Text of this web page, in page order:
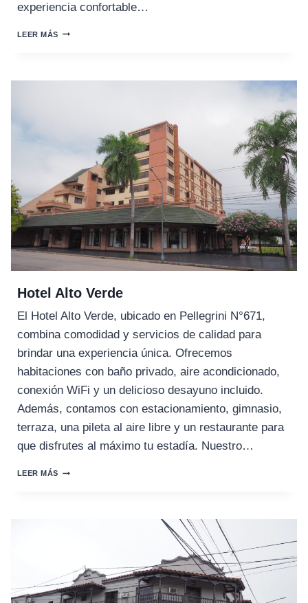
experiencia confortable…
LEER MÁSHOSPEDAJE
Hotel Alto Verde
El Hotel Alto Verde, ubicado en Pellegrini N°671,
combina comodidad y servicios de calidad para
brindar una experiencia única. Ofrecemos
habitaciones con baño privado, aire acondicionado,
conexión WiFi y un delicioso desayuno incluido.
Además, contamos con estacionamiento, gimnasio,
terraza, una pileta al aire libre y un restaurante para
que disfrutes al máximo tu estadía. Nuestro…
LEER MÁSHOTEL